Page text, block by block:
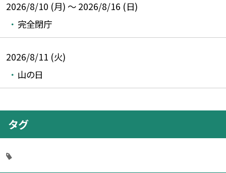
2026/8/10 (月) ～ 2026/8/16 (日)
完全閉庁
2026/8/11 (火)
山の日
タグ